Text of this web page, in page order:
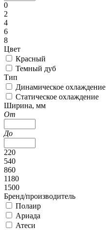
0
2
4
6
8
Цвет
Красный
Темный дуб
Тип
Динамическое охлаждение
Статическое охлаждение
Ширина, мм
От
До
220
540
860
1180
1500
Бренд/производитель
Полаир
Ариада
Атеси